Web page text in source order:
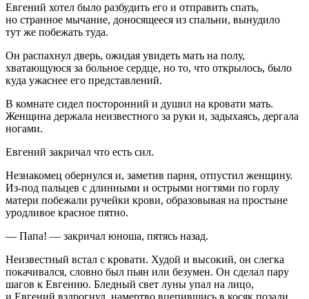
Евгений хотел было разбудить его и отправить спать,
но странное мычание, доносящееся из спальни, вынудило
тут же побежать туда.
Он распахнул дверь, ожидая увидеть мать на полу,
хватающуюся за больное сердце, но то, что открылось, было
куда ужаснее его представлений.
В комнате сидел посторонний и душил на кровати мать.
Женщина держала неизвестного за руки и, задыхаясь, дергала
ногами.
Евгений закричал что есть сил.
Незнакомец обернулся и, заметив парня, отпустил женщину.
Из-под пальцев с длинными и острыми ногтями по горлу
матери побежали ручейки крови, образовывая на простыне
уродливое красное пятно.
— Папа! — закричал юноша, пятясь назад.
Неизвестный встал с кровати. Худой и высокий, он слегка
покачивался, словно был пьян или безумен. Он сделал пару
шагов к Евгению. Бледный свет луны упал на лицо,
и Евгений вздрогнул, намертво вцепившись в косяк позади.